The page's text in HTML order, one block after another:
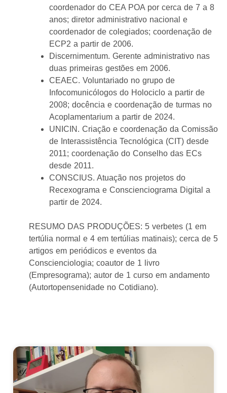
coordenador do CEA POA por cerca de 7 a 8
anos; diretor administrativo nacional e
coordenador de colegiados; coordenação de
ECP2 a partir de 2006.
Discernimentum. Gerente administrativo nas
duas primeiras gestões em 2006.
CEAEC. Voluntariado no grupo de
Infocomunicólogos do Holociclo a partir de
2008; docência e coordenação de turmas no
Acoplamentarium a partir de 2024.
UNICIN. Criação e coordenação da Comissão
de Interassistência Tecnológica (CIT) desde
2011; coordenação do Conselho das ECs
desde 2011.
CONSCIUS. Atuação nos projetos do
Recexograma e Conscienciograma Digital a
partir de 2024.
RESUMO DAS PRODUÇÕES: 5 verbetes (1 em
tertúlia normal e 4 em tertúlias matinais); cerca de 5
artigos em periódicos e eventos da
Conscienciologia; coautor de 1 livro
(Empresograma); autor de 1 curso em andamento
(Autortopensenidade no Cotidiano).